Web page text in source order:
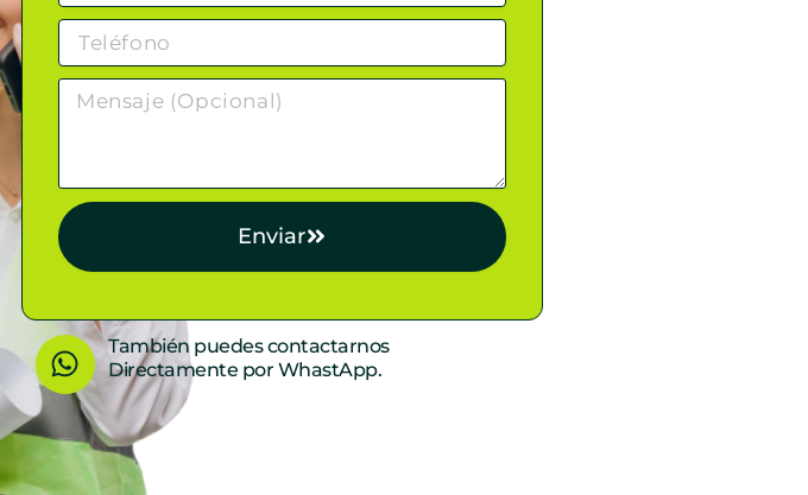
Enviar
W
h
a
t
También puedes contactarnos
Directamente por WhastApp.